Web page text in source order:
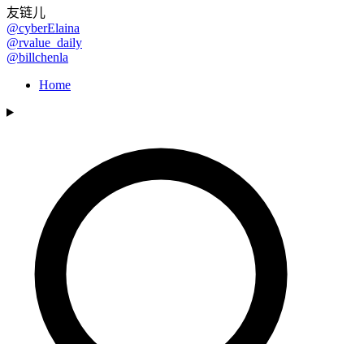
友链儿
@cyberElaina
@rvalue_daily
@billchenla
Home